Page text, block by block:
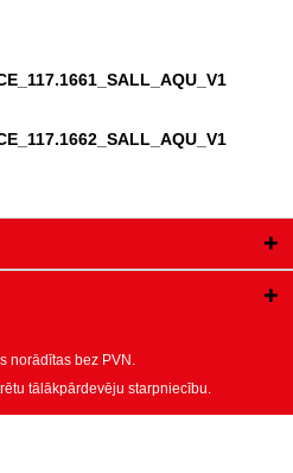
norādītas bez PVN.
tālākpārdevēju starpniecību.